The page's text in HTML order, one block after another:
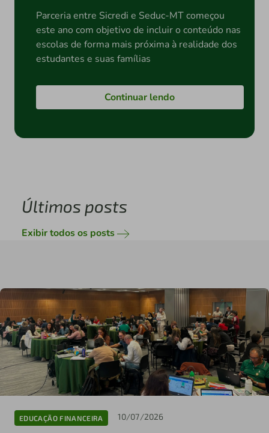
Parceria entre Sicredi e Seduc-MT começou
este ano com objetivo de incluir o conteúdo nas
escolas de forma mais próxima à realidade dos
estudantes e suas famílias
Continuar lendo
Últimos posts
Exibir todos os posts
EDUCAÇÃO FINANCEIRA 10/07/2026